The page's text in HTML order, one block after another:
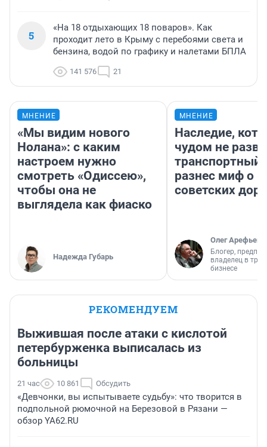
5
«На 18 отдыхающих 18 поваров». Как
проходит лето в Крыму с перебоями света и
бензина, водой по графику и налетами БПЛА
141 576 21
МНЕНИЕ
«Мы видим нового
Нолана»: с каким
настроем нужно
смотреть «Одиссею»,
чтобы она не
выглядела как фиаско
Надежда Губарь
МНЕНИЕ
Наследие,
чудом не
транспортный
разнес миф о
советских
Олег Арефьев
Блогер,
владелец в
бизнесе
РЕКОМЕНДУЕМ
Выжившая после атаки с кислотой
петербурженка выписалась из
больницы
21 час 10 861 Обсудить
«Девчонки, вы испытываете судьбу»: что творится в
подпольной рюмочной на Березовой в Рязани —
обзор YA62.RU